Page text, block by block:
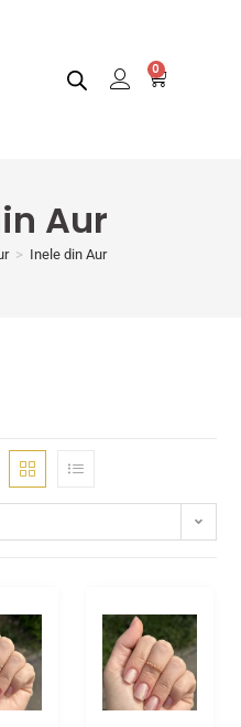
0
Aur
> Inele din Aur